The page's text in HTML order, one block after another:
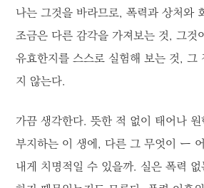
나는 그것을 바라므로, 폭력과 상처와
조금은 다른 감각을 가져보는 것, 그것
유효한지를 스스로 실험해 보는 것, 그
지 않는다.
가끔 생각한다. 뜻한 적 없이 태어나
부지하는 이 생에, 다른 그 무엇이 ー
내게 치명적일 수 있을까. 실은 폭력